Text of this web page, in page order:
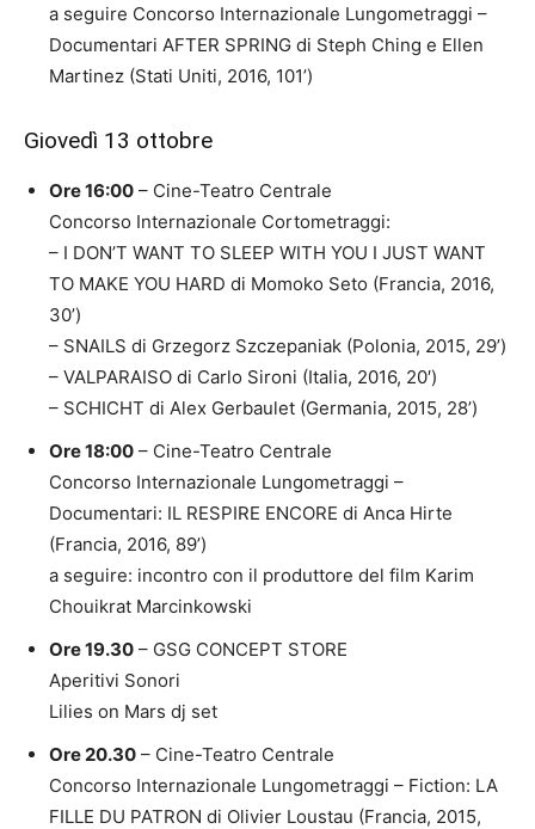
a seguire Concorso Internazionale Lungometraggi –
Documentari AFTER SPRING di Steph Ching e Ellen
Martinez (Stati Uniti, 2016, 101’)
Giovedì 13 ottobre
Ore 16:00 – Cine-Teatro Centrale
Concorso Internazionale Cortometraggi:
– I DON’T WANT TO SLEEP WITH YOU I JUST WANT
TO MAKE YOU HARD di Momoko Seto (Francia, 2016,
30’)
– SNAILS di Grzegorz Szczepaniak (Polonia, 2015, 29’)
– VALPARAISO di Carlo Sironi (Italia, 2016, 20′)
– SCHICHT di Alex Gerbaulet (Germania, 2015, 28’)
Ore 18:00 – Cine-Teatro Centrale
Concorso Internazionale Lungometraggi –
Documentari: IL RESPIRE ENCORE di Anca Hirte
(Francia, 2016, 89’)
a seguire: incontro con il produttore del film Karim
Chouikrat Marcinkowski
Ore 19.30 – GSG CONCEPT STORE
Aperitivi Sonori
Lilies on Mars dj set
Ore 20.30 – Cine-Teatro Centrale
Concorso Internazionale Lungometraggi – Fiction: LA
FILLE DU PATRON di Olivier Loustau (Francia, 2015,